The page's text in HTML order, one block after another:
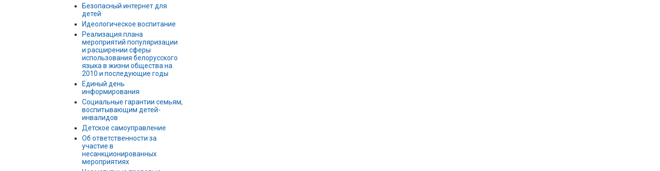
Безопасный интернет для
детей
Идеологическое воспитание
Реализация плана
мероприятий популяризации
и расширении сферы
использования белорусского
языка в жизни общества на
2010 и последующие годы
Единый день
информирования
Социальные гарантии семьям,
воспитывающим детей-
инвалидов
Детское самоуправление
Об ответственности за
участие в
несанкционированных
мероприятиях